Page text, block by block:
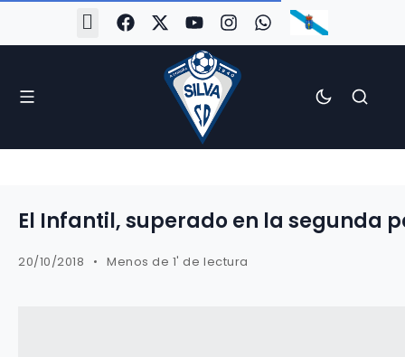
El Infantil, superado en la segunda
20/10/2018 Menos de 1' de lectura